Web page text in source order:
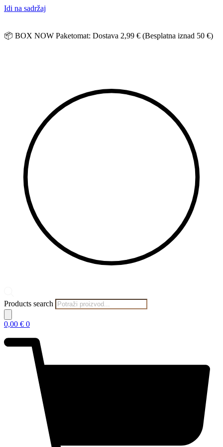
Idi na sadržaj
📦 BOX NOW Paketomat: Dostava 2,99 € (Besplatna iznad 50 €)
Products search
0,00 € 0